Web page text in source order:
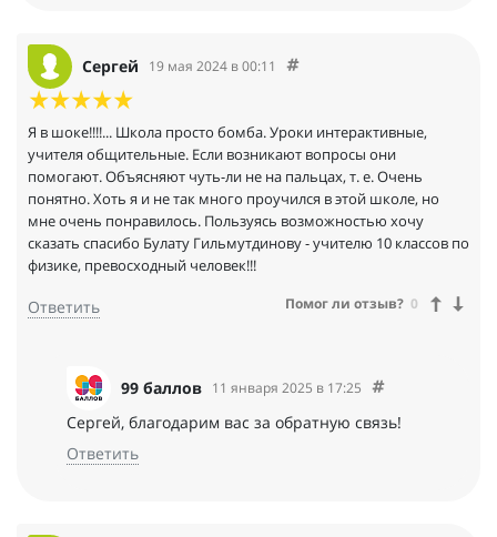
Сергей 19 мая 2024 в 00:11
Я в шоке!!!!... Школа просто бомба. Уроки интерактивные,
учителя общительные. Если возникают вопросы они
помогают. Объясняют чуть-ли не на пальцах, т. е. Очень
понятно. Хоть я и не так много проучился в этой школе, но
мне очень понравилось. Пользуясь возможностью хочу
сказать спасибо Булату Гильмутдинову - учителю 10 классов по
физике, превосходный человек!!!
Ответить Помог ли отзыв? 0
99 баллов 11 января 2025 в 17:25
Сергей, благодарим вас за обратную связь!
Ответить